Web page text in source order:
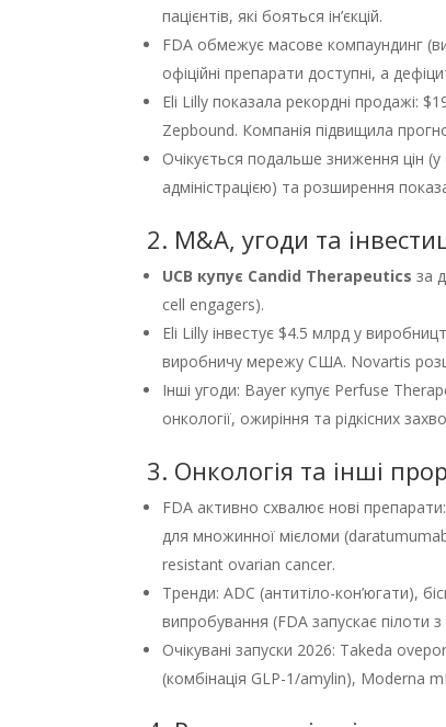
пацієнтів, які бояться ін’єкцій.
FDA обмежує масове компаундинг
офіційні препарати доступні, а
Eli Lilly показала рекордні продажі:
Zepbound. Компанія підвищила
Очікується подальше зниження цін
адміністрацією) та розширення
2. M&A, угоди та
UCB купує Candid Therapeutics за
cell engagers).
Eli Lilly інвестує $4.5 млрд у
виробничу мережу США. Novartis
Інші угоди: Bayer купує Perfuse
онкології, ожиріння та рідкісних
3. Онкологія та інші
FDA активно схвалює нові
для множинної мієломи
resistant ovarian cancer.
Тренди: ADC (антитіло-кон’югати),
випробування (FDA запускає пілоти
Очікувані запуски 2026: Takeda
(комбінація GLP-1/amylin), Moderna